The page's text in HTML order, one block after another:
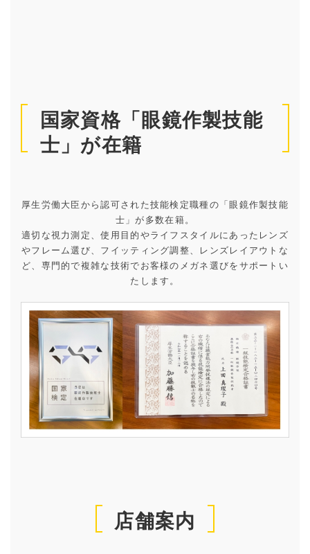
国家資格「眼鏡作製技能
士」が在籍
厚生労働大臣から認可された技能検定職種の「眼鏡作製技能
士」が多数在籍。
適切な視力測定、使用目的やライフスタイルにあったレンズ
やフレーム選び、フイッティング調整、レンズレイアウトな
ど、専門的で複雑な技術でお客様のメガネ選びをサポートい
たします。
店舗案内